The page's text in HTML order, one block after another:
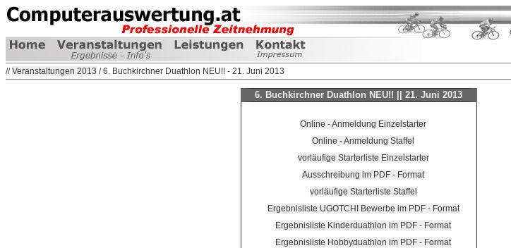
//Veranstaltungen 2013 / 6. Buchkirchner Duathlon NEU!! - 21. Juni 2013
6. Buchkirchner Duathlon NEU!! || 21. Juni 2013
Online - Anmeldung Einzelstarter
Online - Anmeldung Staffel
vorläufige Starterliste Einzelstarter
Ausschreibung im PDF - Format
vorläufige Starterliste Staffel
Ergebnisliste UGOTCHI Bewerbe im PDF - Format
Ergebnisliste Kinderduathlon im PDF - Format
Ergebnisliste Hobbyduathlon im PDF - Format